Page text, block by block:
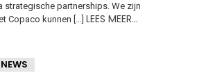
strategische partnerships. We zijn
Copaco kunnen […] LEES MEER…